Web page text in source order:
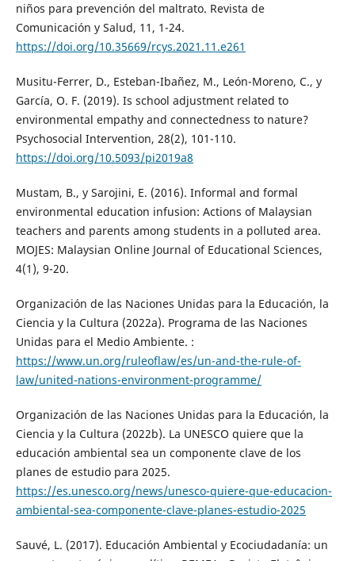
niños para prevención del maltrato. Revista de
Comunicación y Salud, 11, 1-24.
https://doi.org/10.35669/rcys.2021.11.e261
Musitu-Ferrer, D., Esteban-Ibañez, M., León-Moreno, C., y
García, O. F. (2019). Is school adjustment related to
environmental empathy and connectedness to nature?
Psychosocial Intervention, 28(2), 101-110.
https://doi.org/10.5093/pi2019a8
Mustam, B., y Sarojini, E. (2016). Informal and formal
environmental education infusion: Actions of Malaysian
teachers and parents among students in a polluted area.
MOJES: Malaysian Online Journal of Educational Sciences,
4(1), 9-20.
Organización de las Naciones Unidas para la Educación, la
Ciencia y la Cultura (2022a). Programa de las Naciones
Unidas para el Medio Ambiente. :
https://www.un.org/ruleoflaw/es/un-and-the-rule-of-
law/united-nations-environment-programme/
Organización de las Naciones Unidas para la Educación, la
Ciencia y la Cultura (2022b). La UNESCO quiere que la
educación ambiental sea un componente clave de los
planes de estudio para 2025.
https://es.unesco.org/news/unesco-quiere-que-educacion-
ambiental-sea-componente-clave-planes-estudio-2025
Sauvé, L. (2017). Educación Ambiental y Ecociudadanía: un